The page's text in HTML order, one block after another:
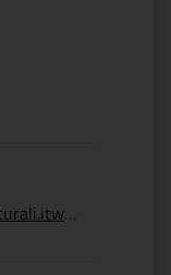
http://bibliotecaestense.beniculturali.itwww.gallerie-estensi.beniculturali.it